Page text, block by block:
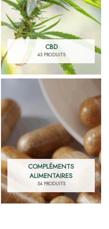
CBD
43 PRODUITS
COMPLÉMENTS
ALIMENTAIRES
54 PRODUITS